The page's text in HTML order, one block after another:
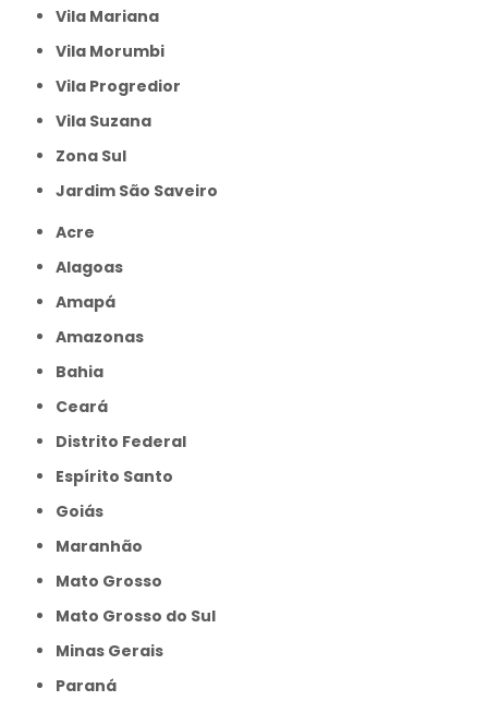
Vila Mariana
Vila Morumbi
Vila Progredior
Vila Suzana
Zona Sul
jardim São Saveiro
Acre
Alagoas
Amapá
Amazonas
Bahia
Ceará
Distrito Federal
Espírito Santo
Goiás
Maranhão
Mato Grosso
Mato Grosso do Sul
Minas Gerais
Paraná